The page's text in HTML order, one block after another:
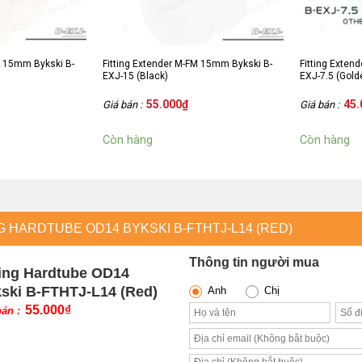
15mm Bykski B-
Fitting Extender M-FM 15mm Bykski B-
EXJ-15 (Black)
Giá bán : 55.000₫
Còn hàng
Fitting
EXJ-7.5
Giá bán :
Còn hàng
HARDTUBE OD14 BYKSKI B-FTHTJ-L14 (RED)
Hardtube OD14
B-FTHTJ-L14 (Red)
: 55.000₫
Thông tin người mua
Anh Chị